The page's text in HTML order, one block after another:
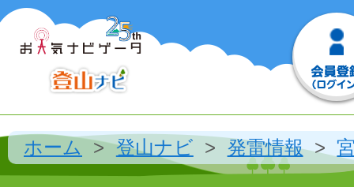
ホーム 登山ナビ 発雷情報